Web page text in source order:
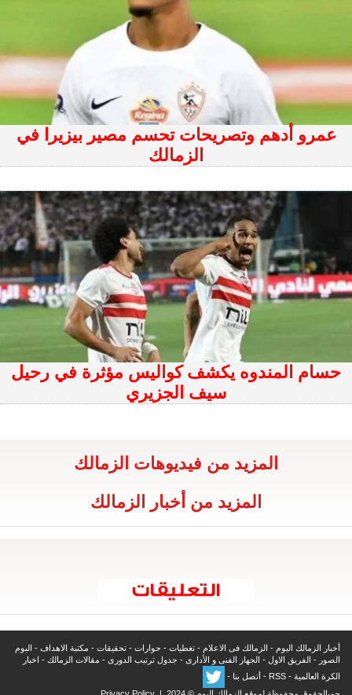
عمرو أدهم وتصريحات تحسم مصير بيزيرا في
الزمالك
حسام المندوه يكشف كواليس مؤثرة في رحيل
سيف الجزيري
المزيد من فيديوهات الزمالك
المزيد من أخبار الزمالك
أخبار الزمالك اليوم - الزمالك فى الاعلام - تغطيات - حوارات - تحقيقات - مكتبة الاهداف - البوم
الصور - الفريق الاول - الجهاز الفنى و الأدارى - جدول ترتيب الدورى - مقالات الزمالك - اخبار
الكرة العالمية -
RSS
- أتصل بنا -